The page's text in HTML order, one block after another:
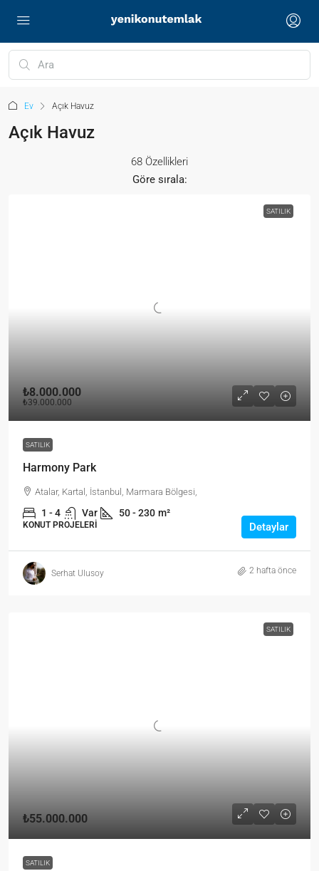
Ev Açık Havuz
Açık Havuz
68 Özellikleri
Göre sırala:
SATILIK
₺8.000.000
₺39.000.000
SATILIK
Harmony Park
Atalar, Kartal, İstanbul, Marmara Bölgesi,
1 - 4 Var 50 - 230 m²
KONUT PROJELERI Detaylar
Serhat Ulusoy 2 hafta önce
SATILIK
₺55.000.000
SATILIK